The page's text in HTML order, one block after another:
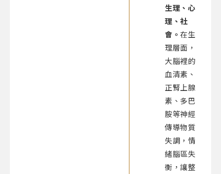
生理、心
理、社
會。在生
理層面，
大腦裡的
血清素、
正腎上腺
素、多巴
胺等神經
傳導物質
失調，情
緒腦區失
衡，讓整